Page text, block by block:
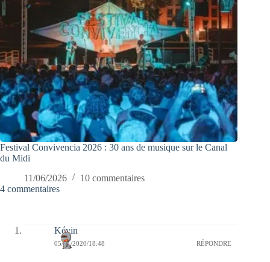
Festival Convivencia 2026 : 30 ans de musique sur le Canal
du Midi
11/06/2026
10 commentaires
4 commentaires
Kévin
05/01/2020/18:48 RÉPONDRE